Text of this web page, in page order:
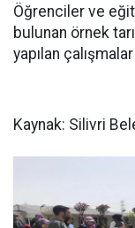
Öğrenciler ve
bulunan örnek
yapılan
Kaynak: Silivri